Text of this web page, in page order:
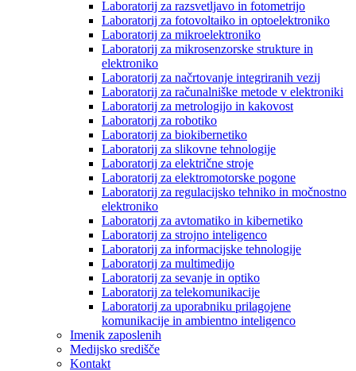
Laboratorij za razsvetljavo in fotometrijo
Laboratorij za fotovoltaiko in optoelektroniko
Laboratorij za mikroelektroniko
Laboratorij za mikrosenzorske strukture in
elektroniko
Laboratorij za načrtovanje integriranih vezij
Laboratorij za računalniške metode v elektroniki
Laboratorij za metrologijo in kakovost
Laboratorij za robotiko
Laboratorij za biokibernetiko
Laboratorij za slikovne tehnologije
Laboratorij za električne stroje
Laboratorij za elektromotorske pogone
Laboratorij za regulacijsko tehniko in močnostno
elektroniko
Laboratorij za avtomatiko in kibernetiko
Laboratorij za strojno inteligenco
Laboratorij za informacijske tehnologije
Laboratorij za multimedijo
Laboratorij za sevanje in optiko
Laboratorij za telekomunikacije
Laboratorij za uporabniku prilagojene
komunikacije in ambientno inteligenco
Imenik zaposlenih
Medijsko središče
Kontakt